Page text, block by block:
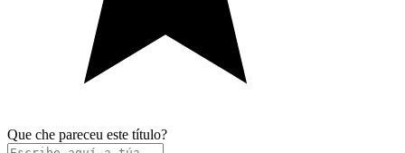
Que che pareceu este título?